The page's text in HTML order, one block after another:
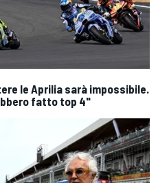
le Aprilia sarà impossibile.
fatto top 4"